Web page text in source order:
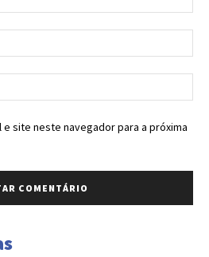
e site neste navegador para a próxima